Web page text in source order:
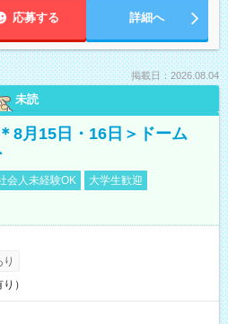
応募する 詳細へ
掲載日：2026.08.04
未読
8月15日・16日＞ドーム
会人未経験OK
大学生歓迎
）